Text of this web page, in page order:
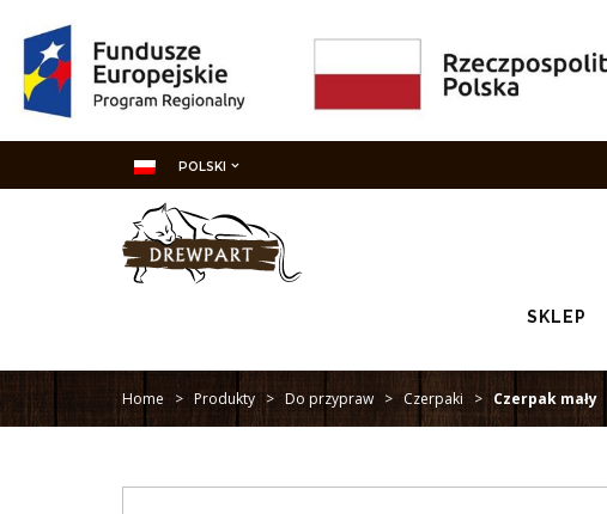
POLSKI
SKLEP
Home > Produkty > Do przypraw > Czerpaki > Czerpak mały